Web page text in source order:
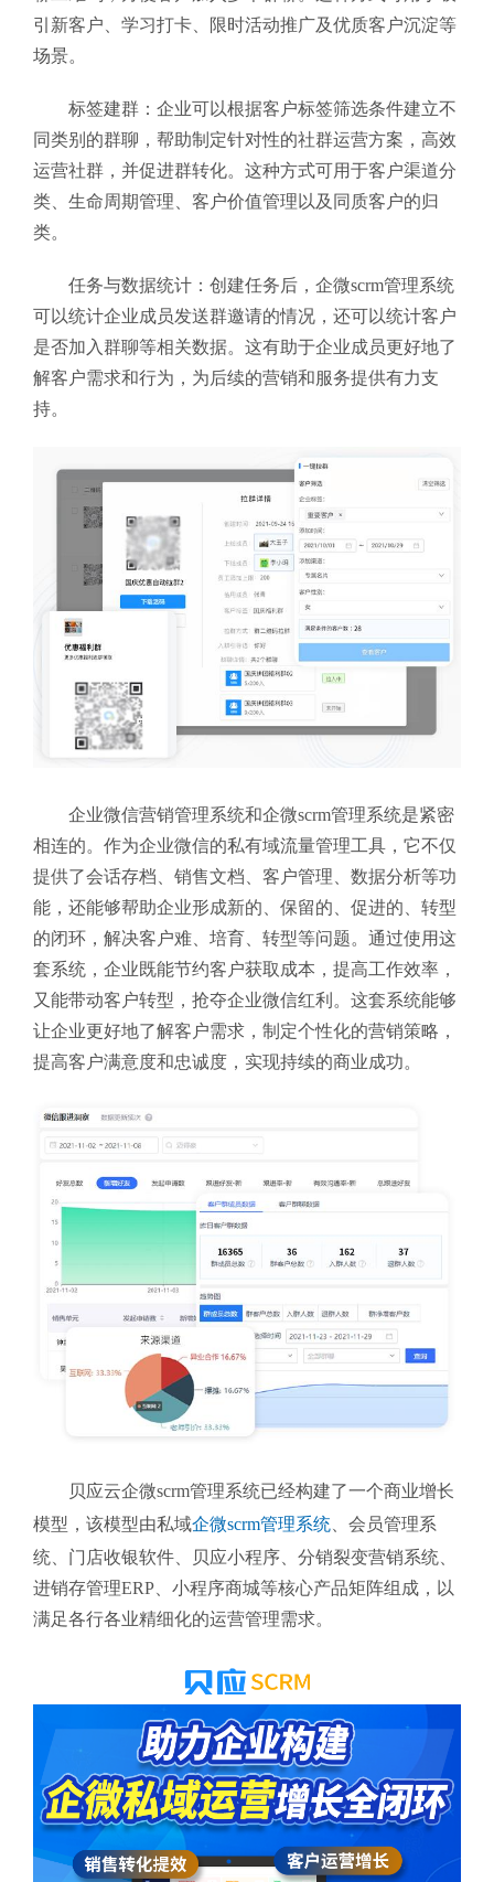
引新客户、学习打卡、限时活动推广及优质客户沉淀等
场景。
标签建群：企业可以根据客户标签筛选条件建立不
同类别的群聊，帮助制定针对性的社群运营方案，高效
运营社群，并促进群转化。这种方式可用于客户渠道分
类、生命周期管理、客户价值管理以及同质客户的归
类。
任务与数据统计：创建任务后，企微scrm管理系统
可以统计企业成员发送群邀请的情况，还可以统计客户
是否加入群聊等相关数据。这有助于企业成员更好地了
解客户需求和行为，为后续的营销和服务提供有力支
持。
企业微信营销管理系统和企微scrm管理系统是紧密
相连的。作为企业微信的私有域流量管理工具，它不仅
提供了会话存档、销售文档、客户管理、数据分析等功
能，还能够帮助企业形成新的、保留的、促进的、转型
的闭环，解决客户难、培育、转型等问题。通过使用这
套系统，企业既能节约客户获取成本，提高工作效率，
又能带动客户转型，抢夺企业微信红利。这套系统能够
让企业更好地了解客户需求，制定个性化的营销策略，
提高客户满意度和忠诚度，实现持续的商业成功。
贝应云企微scrm管理系统已经构建了一个商业增长
模型，该模型由私域企微scrm管理系统 、会员管理系
统、门店收银软件、贝应小程序、分销裂变营销系统、
进销存管理ERP、小程序商城等核心产品矩阵组成，以
满足各行各业精细化的运营管理需求。